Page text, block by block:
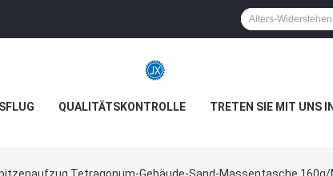
QUALITÄTSKONTROLLE TRETEN SIE MIT UNS